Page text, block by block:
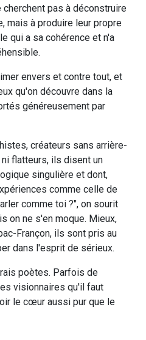
pas à déconstruire
mais à produire leur propre
qui a sa cohérence et n'a
envers et contre tout, et
qu'on découvre dans la
généreusement par
créateurs sans arrière-
flatteurs, ils disent un
singulière et dont,
comme celle de
comme toi ?", on sourit
on ne s'en moque. Mieux,
Françon, ils sont pris au
dans l'esprit de sérieux.
poètes. Parfois de
visionnaires qu'il faut
le cœur aussi pur que le